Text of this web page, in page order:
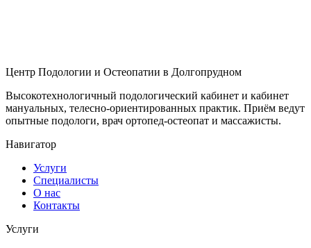
Центр Подологии и Остеопатии в Долгопрудном
Высокотехнологичный подологический кабинет и кабинет
мануальных, телесно-ориентированных практик. Приём ведут
опытные подологи, врач ортопед-остеопат и массажисты.
Навигатор
Услуги
Специалисты
О нас
Контакты
Услуги